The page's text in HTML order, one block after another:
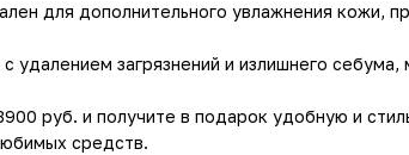
для дополнительного увлажнения кожи,
загрязнений и излишнего
руб. и получите в подарок удобную и
средств.